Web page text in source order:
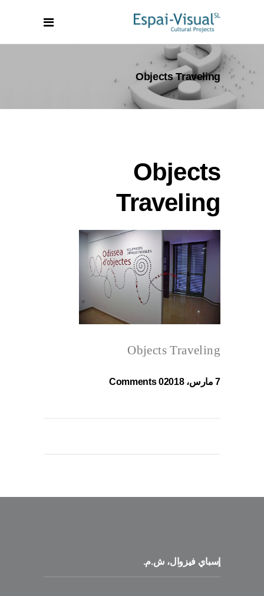
Objects Traveling
Objects
Traveling
Objects Traveling
7 مارس، 2018 0 Comments
إسباي فيزوال، ش.م.